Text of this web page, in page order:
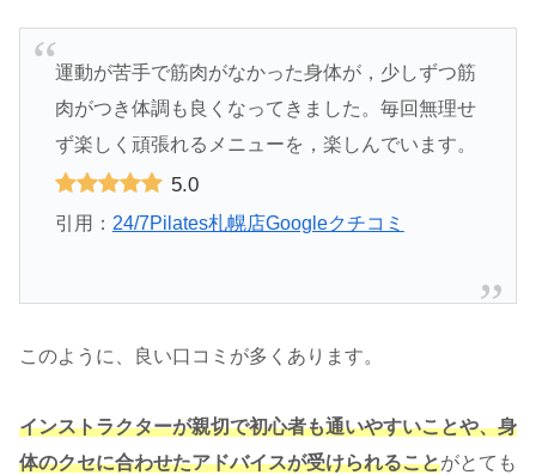
運動が苦手で筋肉がなかった身体が，少しずつ筋
肉がつき体調も良くなってきました。毎回無理せ
ず楽しく頑張れるメニューを，楽しんでいます。
5.0
引用： 24/7Pilates札幌店Googleクチコミ
このように、良い口コミが多くあります。
インストラクターが親切で初心者も通いやすいことや、身
体のクセに合わせたアドバイスが受けられることがとても